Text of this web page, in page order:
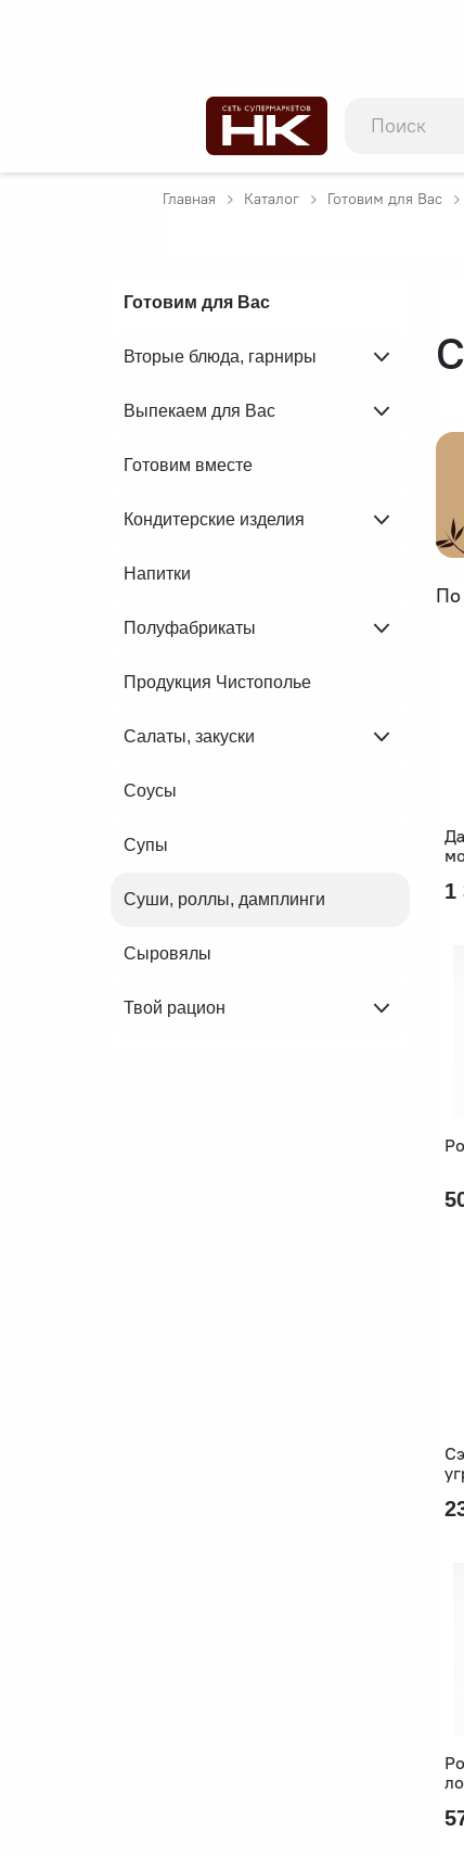
Главная Каталог Готовим для Вас
По
1
Готовим для Вас
Вторые блюда, гарниры
Выпекаем для Вас
Готовим вместе
Кондитерские изделия
Напитки
Полуфабрикаты
Продукция Чистополье
Салаты, закуски
Соусы
Супы
Суши, роллы, дамплинги
Сыровялы
Твой рацион